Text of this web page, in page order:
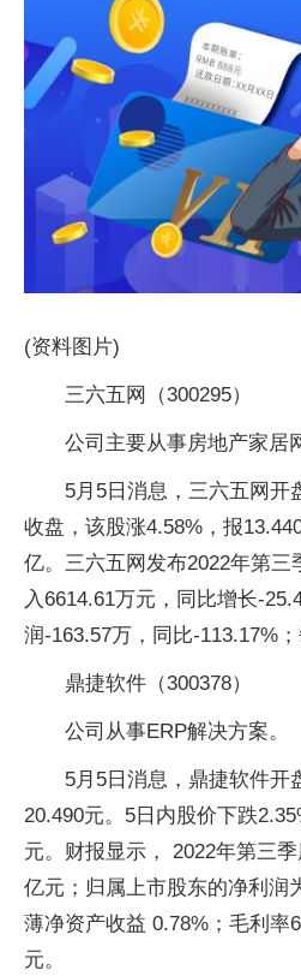
(资料图片)
三六五网（300295）
公司主要从事房地产家居
5月5日消息，三六五网开
收盘，该股涨4.58%，报
亿。三六五网发布2022年第三
入6614.61万元，同比增长-
润-163.57万，同比-113.17%；
鼎捷软件（300378）
公司从事ERP解决方案。
5月5日消息，鼎捷软件开
20.490元。5日内股价下跌
元。财报显示， 2022年第三
亿元；归属上市股东的净利润
薄净资产收益 0.78%；毛利率
元。